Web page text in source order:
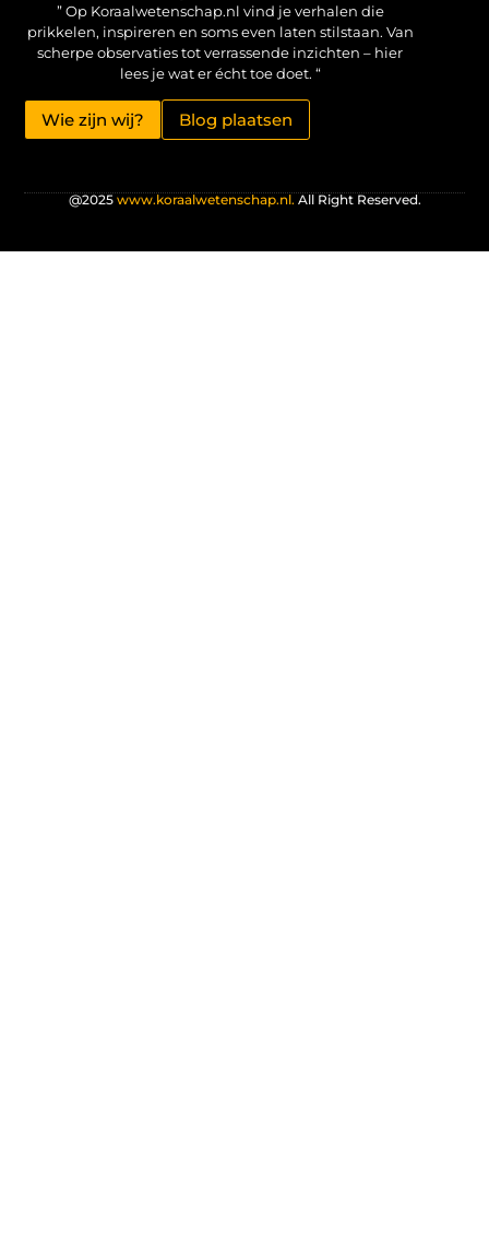
” Op Koraalwetenschap.nl vind je verhalen die
prikkelen, inspireren en soms even laten stilstaan. Van
scherpe observaties tot verrassende inzichten – hier
lees je wat er écht toe doet. “
Wie zijn wij? Blog plaatsen
@2025 www.koraalwetenschap.nl. All Right Reserved.